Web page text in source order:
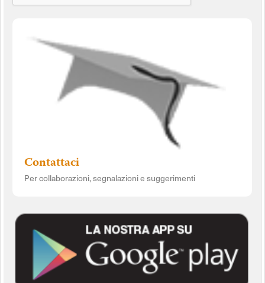
Contattaci
Per collaborazioni, segnalazioni e suggerimenti